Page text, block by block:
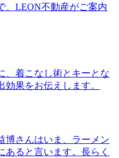
、LEON不動産がご案内
、着こなし術とキーとな
果をお伝えします。
博さんはいま、ラーメン
あると言います。長らく